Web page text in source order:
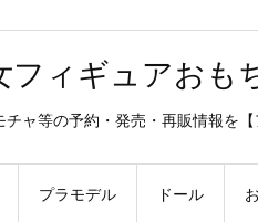
フィギュアおも
ャ等の予約・発売・再販情報を
プラモデル ドール